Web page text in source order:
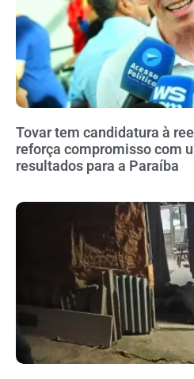
Tovar tem candidatura à
reforça compromisso com
resultados para a Paraíba